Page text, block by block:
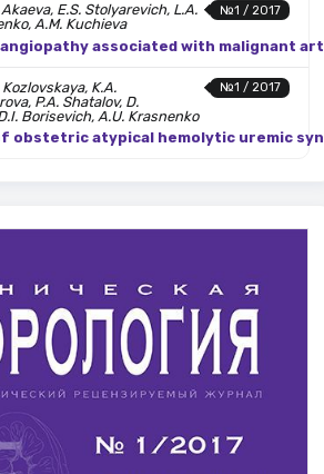
№1 / 2017
E.S. Stolyarevich, L.A.
A.M. Kuchieva
associated with malignant
№1 / 2017
Kozlovskaya, K.A.
P.A. Shatalov, D.
Borisevich, A.U. Krasnenko
obstetric atypical hemolytic uremic